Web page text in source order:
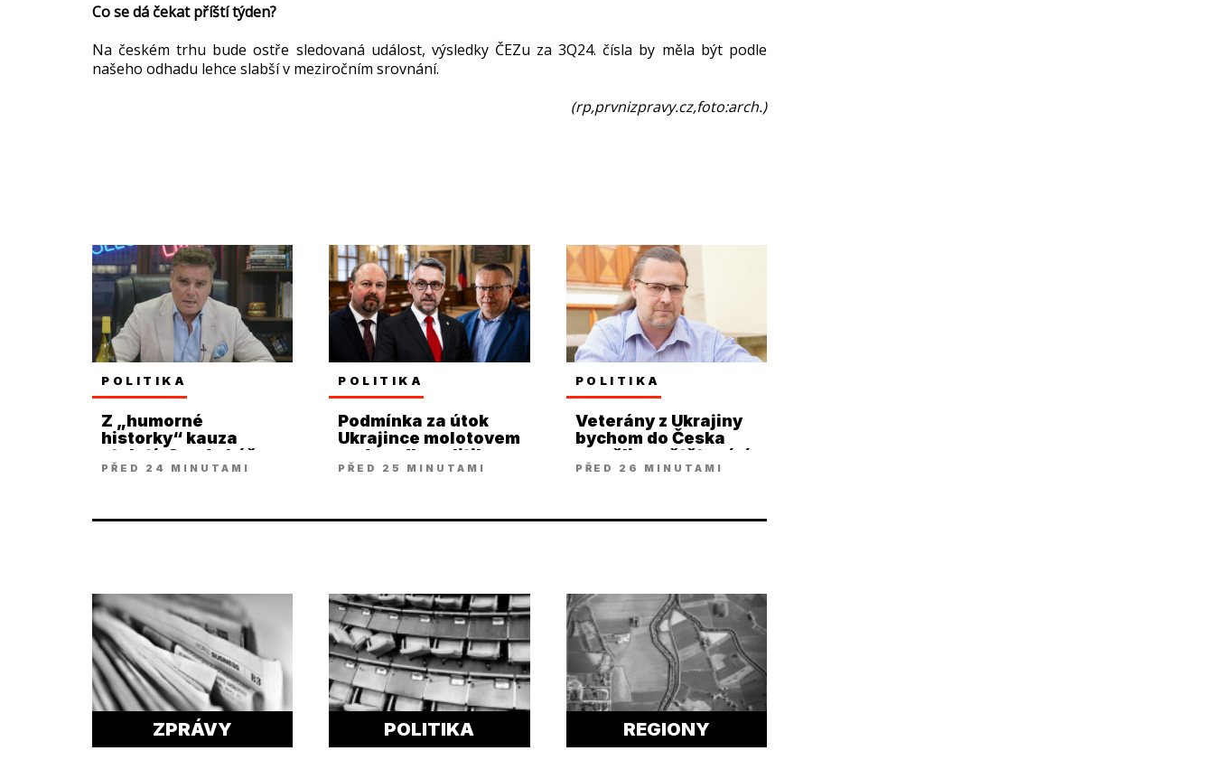
Co se dá čekat příští týden?
Na českém trhu bude ostře sledovaná událost, výsledky ČEZu za 3Q24. čísla by měla být podle
našeho odhadu lehce slabší v meziročním srovnání.
(rp,prvnizpravy.cz,foto:arch.)
POLITIKA
Z „humorné
historky“ kauza
století. Soud ukáže
víc, říká Holec
PŘED 24 MINUTAMI
POLITIKA
Podmínka za útok
Ukrajince molotovem
nadzvedla politiky ze
židle
PŘED 25 MINUTAMI
POLITIKA
Veterány z Ukrajiny
bychom do Česka
neměli pouštět, míní
Doležal
PŘED 26 MINUTAMI
ZPRÁVY POLITIKA REGIONY